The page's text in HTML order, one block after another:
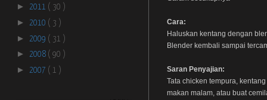
► 2011 ( 30 )
► 2010 ( 3 )
► 2009 ( 31 )
► 2008 ( 90 )
► 2007 ( 1 )
Cara:
Haluskan kentang dengan
Blender kembali sampai
Saran Penyajian:
Tata chicken tempura,
makan malam, atau buat